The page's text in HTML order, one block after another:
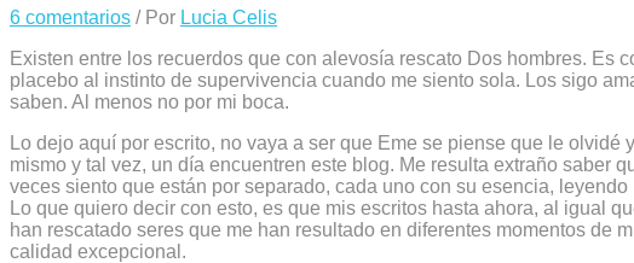
6 comentarios / Por Lucia Celis
Existen entre los recuerdos que con alevosía rescato Dos hombres. Es
placebo al instinto de supervivencia cuando me siento sola. Los sigo
saben. Al menos no por mi boca.
Lo dejo aquí por escrito, no vaya a ser que Eme se piense que le olvidé
mismo y tal vez, un día encuentren este blog. Me resulta extraño saber
veces siento que están por separado, cada uno con su esencia, leyendo
Lo que quiero decir con esto, es que mis escritos hasta ahora, al igual
han rescatado seres que me han resultado en diferentes momentos de
calidad excepcional.